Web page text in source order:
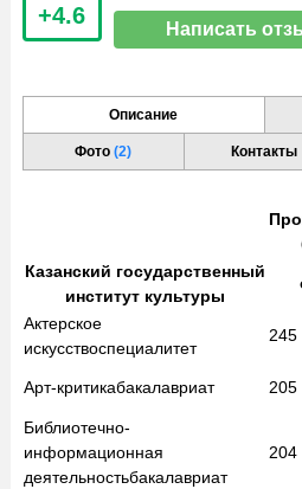
+4.6
Написать
Описание
Фото(2) Контакты
Казанский государственный
институт культуры
Актерское
искусствоспециалитет
245
Арт-критикабакалавриат 205
Библиотечно-
информационная
деятельностьбакалавриат
204